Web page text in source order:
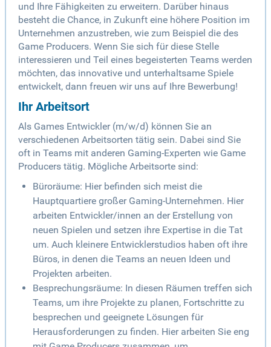
und Ihre Fähigkeiten zu erweitern. Darüber hinaus
besteht die Chance, in Zukunft eine höhere Position im
Unternehmen anzustreben, wie zum Beispiel die des
Game Producers. Wenn Sie sich für diese Stelle
interessieren und Teil eines begeisterten Teams werden
möchten, das innovative und unterhaltsame Spiele
entwickelt, dann freuen wir uns auf Ihre Bewerbung!
Ihr Arbeitsort
Als Games Entwickler (m/w/d) können Sie an
verschiedenen Arbeitsorten tätig sein. Dabei sind Sie
oft in Teams mit anderen Gaming-Experten wie Game
Producers tätig. Mögliche Arbeitsorte sind:
Büroräume: Hier befinden sich meist die
Hauptquartiere großer Gaming-Unternehmen. Hier
arbeiten Entwickler/innen an der Erstellung von
neuen Spielen und setzen ihre Expertise in die Tat
um. Auch kleinere Entwicklerstudios haben oft ihre
Büros, in denen die Teams an neuen Ideen und
Projekten arbeiten.
Besprechungsräume: In diesen Räumen treffen sich
Teams, um ihre Projekte zu planen, Fortschritte zu
besprechen und geeignete Lösungen für
Herausforderungen zu finden. Hier arbeiten Sie eng